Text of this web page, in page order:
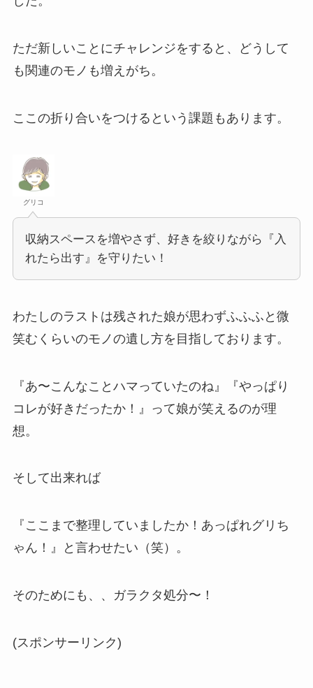
ただ新しいことにチャレンジをすると、どうして
も関連のモノも増えがち。
ここの折り合いをつけるという課題もあります。
グリコ
収納スペースを増やさず、好きを絞りながら『入
れたら出す』を守りたい！
わたしのラストは残された娘が思わずふふふと微
笑むくらいのモノの遺し方を目指しております。
『あ〜こんなことハマっていたのね』『やっぱり
コレが好きだったか！』って娘が笑えるのが理
想。
そして出来れば
『ここまで整理していましたか！あっぱれグリち
ゃん！』と言わせたい（笑）。
そのためにも、、ガラクタ処分〜！
(スポンサーリンク)